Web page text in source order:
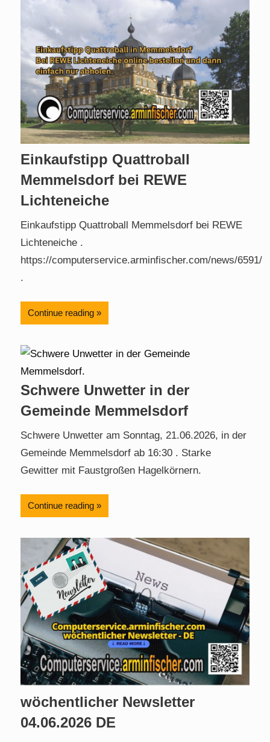
Einkaufstipp Quattroball
Memmelsdorf bei REWE
Lichteneiche
Einkaufstipp Quattroball Memmelsdorf bei REWE
Lichteneiche .
https://computerservice.arminfischer.com/news/6591/
.
Continue reading
Schwere Unwetter in der
Gemeinde Memmelsdorf
Schwere Unwetter am Sonntag, 21.06.2026, in der
Gemeinde Memmelsdorf ab 16:30 . Starke
Gewitter mit Faustgroßen Hagelkörnern.
Continue reading
wöchentlicher Newsletter
04.06.2026 DE